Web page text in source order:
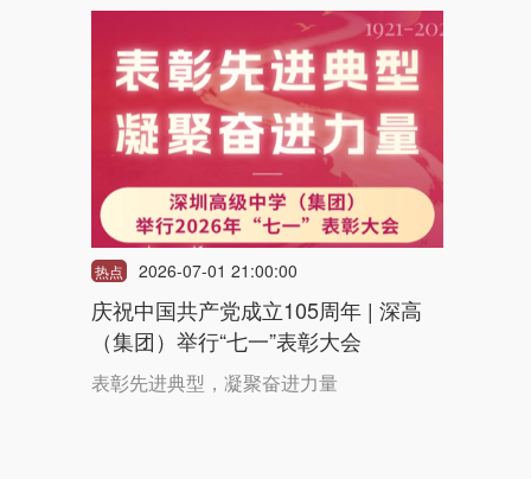
热点 2026-07-01 21:00:00
庆祝中国共产党成立105周年 | 深高
（集团）举行“七一”表彰大会
表彰先进典型，凝聚奋进力量